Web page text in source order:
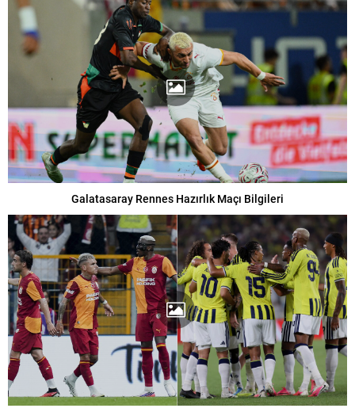
Galatasaray Rennes Hazırlık Maçı Bilgileri